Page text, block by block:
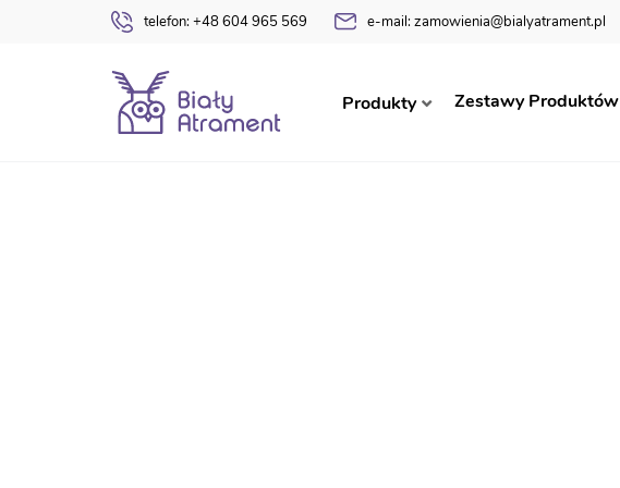
telefon: +48 604 965 569 e-mail: zamowienia@bialyatrament.pl
Produkty Zestawy Produktów
Strona główna